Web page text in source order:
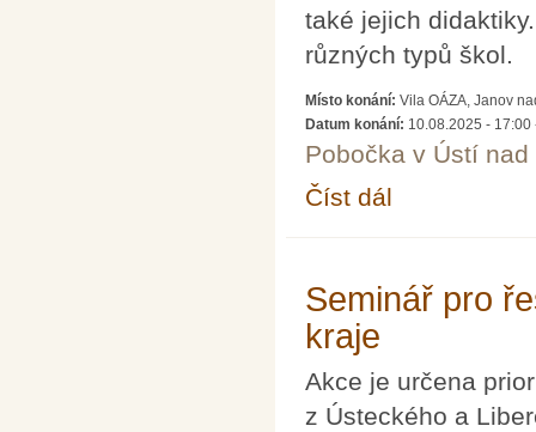
také jejich
různých typů škol.
Místo konání: Vila OÁZA, Janov
Datum konání: 10.08.2025 - 17:00
Pobočka v Ústí nad
Číst dál
Seminář pro
kraje
Akce je určena
z Ústeckého a